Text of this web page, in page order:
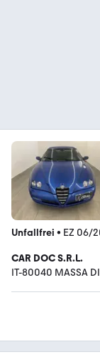
Unfallfrei • EZ 06/
CAR DOC S.R.L.
IT-80040 MASSA